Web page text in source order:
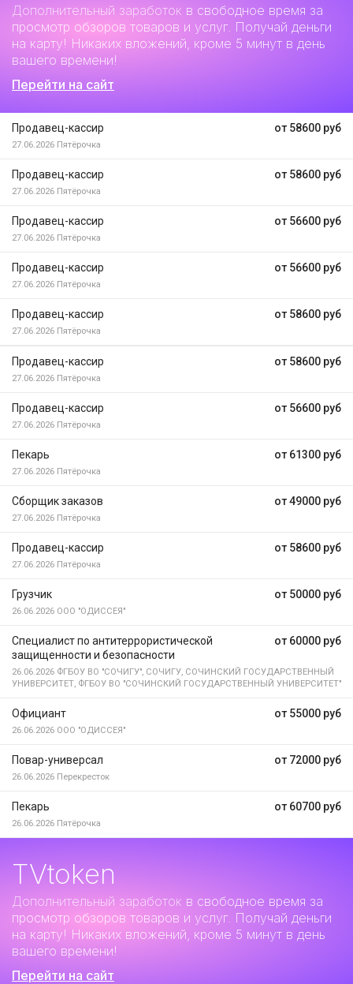
Дополнительный заработок в свободное время за
просмотр обзоров товаров и услуг. Получай деньги
на карту! Никаких вложений, кроме 5 минут в день
вашего времени!
Перейти на сайт
от 58600 руб
Продавец-кассир
27.06.2026 Пятёрочка
от 58600 руб
Продавец-кассир
27.06.2026 Пятёрочка
от 56600 руб
Продавец-кассир
27.06.2026 Пятёрочка
от 56600 руб
Продавец-кассир
27.06.2026 Пятёрочка
от 58600 руб
Продавец-кассир
27.06.2026 Пятёрочка
от 58600 руб
Продавец-кассир
27.06.2026 Пятёрочка
от 56600 руб
Продавец-кассир
27.06.2026 Пятёрочка
от 61300 руб
Пекарь
27.06.2026 Пятёрочка
от 49000 руб
Сборщик заказов
27.06.2026 Пятёрочка
от 58600 руб
Продавец-кассир
27.06.2026 Пятёрочка
от 50000 руб
Грузчик
26.06.2026 ООО "ОДИССЕЯ"
от 60000 руб
Специалист по антитеррористической
защищенности и безопасности
26.06.2026 ФГБОУ ВО "СОЧИГУ", СОЧИГУ, СОЧИНСКИЙ ГОСУДАРСТВЕННЫЙ
УНИВЕРСИТЕТ, ФГБОУ ВО "СОЧИНСКИЙ ГОСУДАРСТВЕННЫЙ УНИВЕРСИТЕТ"
от 55000 руб
Официант
26.06.2026 ООО "ОДИССЕЯ"
от 72000 руб
Повар-универсал
26.06.2026 Перекресток
от 60700 руб
Пекарь
26.06.2026 Пятёрочка
TVtoken
Дополнительный заработок в свободное время за
просмотр обзоров товаров и услуг. Получай деньги
на карту! Никаких вложений, кроме 5 минут в день
вашего времени!
Перейти на сайт